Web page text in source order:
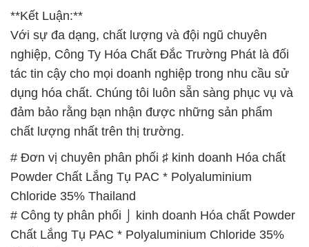
Powder Chất Lắng Tụ PAC * Polyaluminium
Chloride 35% Thailand
# Công ty phân phối ⌡ kinh doanh Hóa chất Powder
Chất Lắng Tụ PAC * Polyaluminium Chloride 35%
Thailand
# Công ty chuyên bán ▲ cung ứng Hóa chất
Powder Chất Lắng Tụ PAC * Polyaluminium
Chloride 35% Thailand
# Cty chuyên phân phối [ thương mại ] Hóa chất
Powder Chất Lắng Tụ PAC * Polyaluminium
Chloride 35% Thailand
# Cty phân phối ≡ kinh doanh Hóa chất Powder
Chất Lắng Tụ PAC * Polyaluminium Chloride 35%